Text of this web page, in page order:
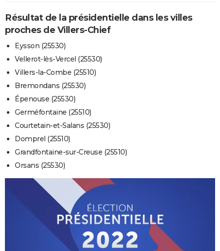
Résultat de la présidentielle dans les villes
proches de Villers-Chief
Eysson (25530)
Vellerot-lès-Vercel (25530)
Villers-la-Combe (25510)
Bremondans (25530)
Épenouse (25530)
Germéfontaine (25510)
Courtetain-et-Salans (25530)
Domprel (25510)
Grandfontaine-sur-Creuse (25510)
Orsans (25530)